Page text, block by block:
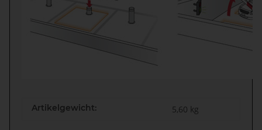
Artikelgewicht: 5,60 kg